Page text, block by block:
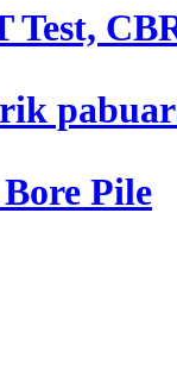
Test,
Pile